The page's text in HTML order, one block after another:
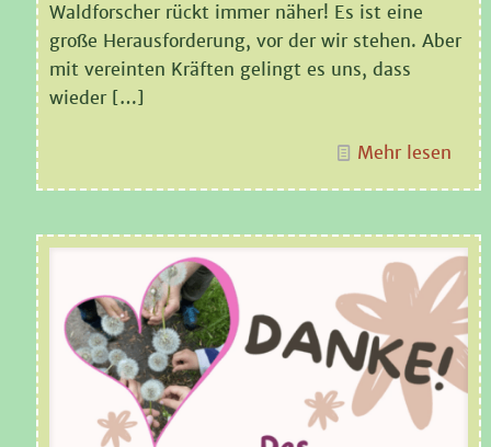
Waldforscher rückt immer näher! Es ist eine
große Herausforderung, vor der wir stehen. Aber
mit vereinten Kräften gelingt es uns, dass
wieder[…]
Mehr lesen